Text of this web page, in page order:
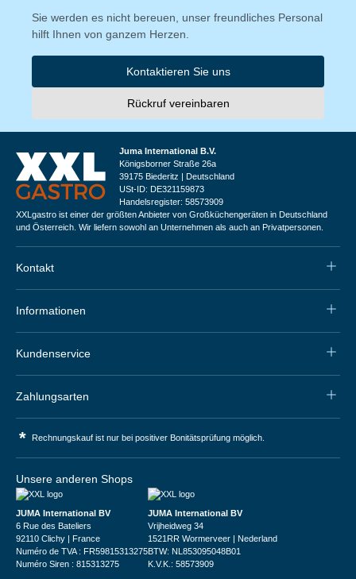
Sie werden es nicht bereuen, unser freundliches Personal
hilft Ihnen von ganzem Herzen.
Kontaktieren Sie uns
Rückruf vereinbaren
Juma International B.V.
Königsborner Straße 26a
39175 Biederitz | Deutschland
USt-ID: DE321159873
Handelsregister: 58573909
XXLgastro ist einer der größten Anbieter von Großküchengeräten in Deutschland
und Österreich. Wir liefern sowohl an Unternehmen als auch an Privatpersonen.
Kontakt
Informationen
Kundenservice
Zahlungsarten
* Rechnungskauf ist nur bei positiver Bonitätsprüfung möglich.
Unsere anderen Shops
JUMA International BV
6 Rue des Bateliers
92110 Clichy | France
Numéro de TVA : FR59815313275
Numéro Siren : 815313275
JUMA International BV
Vrijheidweg 34
1521RR Wormerveer | Nederland
BTW: NL853095048B01
K.V.K.: 58573909